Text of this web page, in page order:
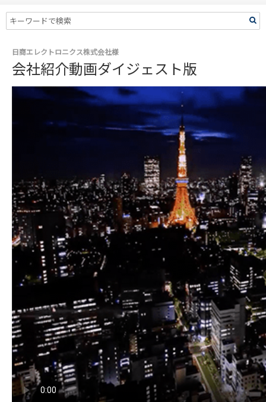
日商エレクトロニクス株式会社様
会社紹介動画ダイジェスト版